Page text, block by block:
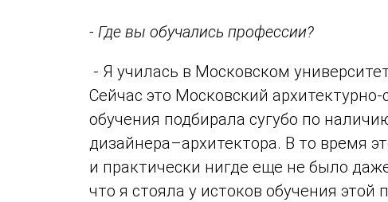
- Где вы обучались профессии?
- Я училась в Московском
Сейчас это Московский
обучения подбирала сугубо по
дизайнера–архитектора. В то время
и практически нигде еще не было
что я стояла у истоков обучения этой